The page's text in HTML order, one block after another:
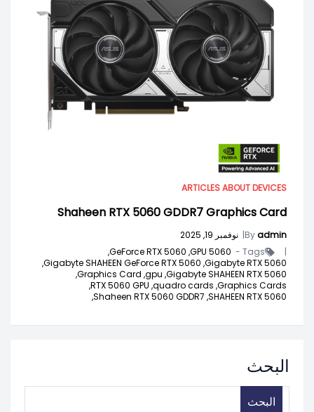
ARTICLES ABOUT DEVICES
Shaheen RTX 5060 GDDR7 Graphics Card
Byadmin
| نوفمبر 19, 2025
|
Tags -
5060 GPU,
GeForce RTX 5060,
Gigabyte RTX 5060,
Gigabyte SHAHEEN GeForce RTX 5060,
Gigabyte SHAHEEN RTX 5060,
gpu,
Graphics Card,
Graphics Cards,
quadro cards,
RTX 5060 GPU,
SHAHEEN RTX 5060,
Shaheen RTX 5060 GDDR7,
البحث
البحث